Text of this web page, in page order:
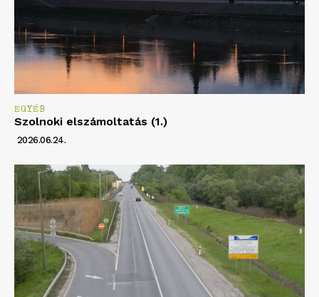
EGYÉB
Szolnoki elszámoltatás (1.)
2026.06.24.